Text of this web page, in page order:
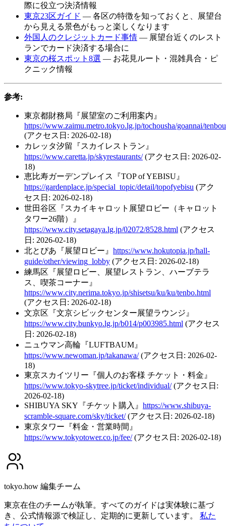
際に役立つ決済情報
東京23区ガイド — 各区の特徴を知っておくと、展望台
から見える景色がもっと楽しくなります
外国人のクレジットカード事情 — 展望台近くのレスト
ランでカード決済する場合に
東京の桜スポット8選 — お花見ルート・混雑具合・ピ
クニック情報
参考:
東京都財務局『展望室のご利用案内』
https://www.zaimu.metro.tokyo.lg.jp/tochousha/goannai/tenbou
(アクセス日: 2026-02-18)
カレッタ汐留『スカイレストラン』
https://www.caretta.jp/skyrestaurants/(アクセス日: 2026-02-
18)
恵比寿ガーデンプレイス『TOP of YEBISU』
https://gardenplace.jp/special_topic/detail/topofyebisu (アク
セス日: 2026-02-18)
世田谷区『スカイキャロット展望ロビー（キャロット
タワー26階）』
https://www.city.setagaya.lg.jp/02072/8528.html (アクセス
日: 2026-02-18)
北とぴあ『展望ロビー』 https://www.hokutopia.jp/hall-
guide/other/viewing_lobby (アクセス日: 2026-02-18)
練馬区『展望ロビー、展望レストラン、ハーブテラ
ス、喫茶コーナー』
https://www.city.nerima.tokyo.jp/shisetsu/ku/ku/tenbo.html
(アクセス日: 2026-02-18)
文京区『文京シビックセンター展望ラウンジ』
https://www.city.bunkyo.lg.jp/b014/p003985.html (アクセス
日: 2026-02-18)
ニュウマン高輪『LUFTBAUM』
https://www.newoman.jp/takanawa/(アクセス日: 2026-02-
18)
東京スカイツリー『個人のお客様 チケット・料金』
https://www.tokyo-skytree.jp/ticket/individual/(アクセス日:
2026-02-18)
SHIBUYA SKY『チケット購入』 https://www.shibuya-
scramble-square.com/sky/ticket/(アクセス日: 2026-02-18)
東京タワー『料金・営業時間』
https://www.tokyotower.co.jp/fee/(アクセス日: 2026-02-18)
tokyo.how 編集チーム
東京在住のチームが執筆。すべてのガイドは実体験に基づ
き、公式情報源で検証し、定期的に更新しています。 私た